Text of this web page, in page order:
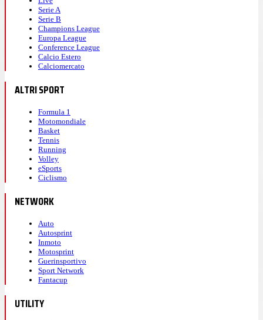
Serie A
Serie B
Champions League
Europa League
Conference League
Calcio Estero
Calciomercato
ALTRI SPORT
Formula 1
Motomondiale
Basket
Tennis
Running
Volley
eSports
Ciclismo
NETWORK
Auto
Autosprint
Inmoto
Motosprint
Guerinsportivo
Sport Network
Fantacup
UTILITY